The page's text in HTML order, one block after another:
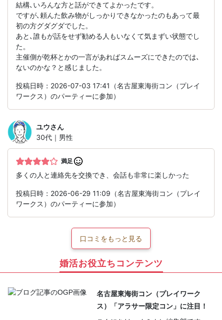
結構､いろんな方と話ができてよかったです。
ですが､頼んた飲み物がしっかりできなかったのもあって最
初の方グダグダでした。
あと､誰もが話をせず勧める人もいなくて気まずい状態でし
た。
主催側が乾杯とかの一言があればスムーズにできたのでは､
ないのかな？と感じました。
投稿日時：2026-07-03 17:41（名古屋東海街コン（プレイ
ワークス）のパーティーに参加）
ユウさん
30代｜男性
満足
多くの人と連絡先を交換でき、会話も非常に楽しかった
投稿日時：2026-06-29 11:09（名古屋東海街コン（プレイ
ワークス）のパーティーに参加）
口コミをもっと見る
婚活お役立ちコンテンツ
名古屋東海街コン（プレイワーク
ス）「アラサー限定コン」に注目！